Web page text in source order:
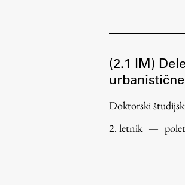
(2.1 IM)
Doktorski
2. letnik —